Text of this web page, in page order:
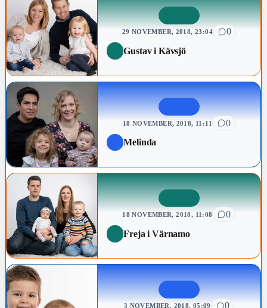
29 NOVEMBER, 2018, 23:04
0
Gustav i Kävsjö
18 NOVEMBER, 2018, 11:11
0
Melinda
18 NOVEMBER, 2018, 11:08
0
Freja i Värnamo
3 NOVEMBER, 2018, 05:09 0